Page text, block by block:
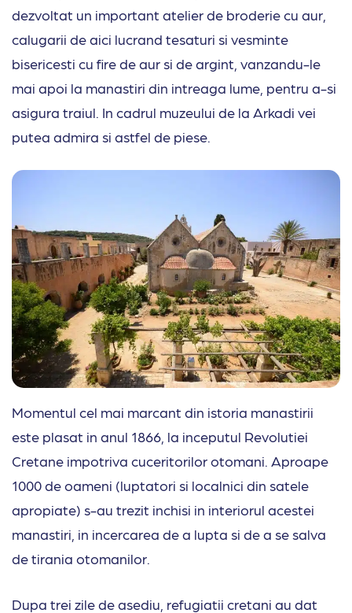
dezvoltat un important atelier de broderie cu aur,
calugarii de aici lucrand tesaturi si vesminte
bisericesti cu fire de aur si de argint, vanzandu-le
mai apoi la manastiri din intreaga lume, pentru a-si
asigura traiul. In cadrul muzeului de la Arkadi vei
putea admira si astfel de piese.
Momentul cel mai marcant din istoria manastirii
este plasat in anul 1866, la inceputul Revolutiei
Cretane impotriva cuceritorilor otomani. Aproape
1000 de oameni (luptatori si localnici din satele
apropiate) s-au trezit inchisi in interiorul acestei
manastiri, in incercarea de a lupta si de a se salva
de tirania otomanilor.
Dupa trei zile de asediu, refugiatii cretani au dat